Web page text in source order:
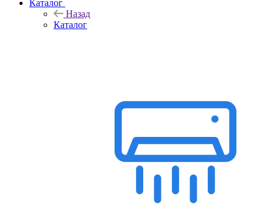
Каталог
Назад
Каталог